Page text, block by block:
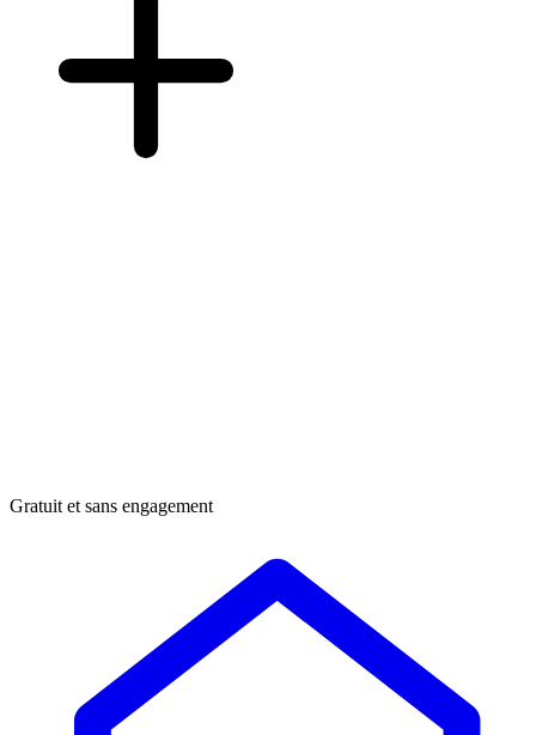
Gratuit et sans engagement